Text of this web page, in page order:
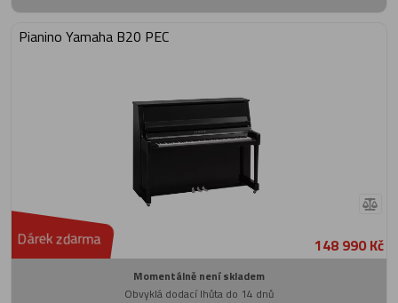
Pianino Yamaha B20 PEC
Dárek zdarma 148 990 Kč
Momentálně není skladem
Obvyklá dodací lhůta do 14 dnů